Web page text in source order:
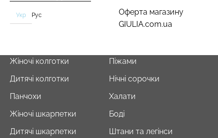
Оферта магазину
GIULIA.com.ua
Укр Рус
Жіночі колготки
Дитячі колготки
Панчохи
Жіночі шкарпетки
Дитячі шкарпетки
Піжами
Нічні сорочки
Халати
Боді
Штани та легінси
489 грн.
(чорний) Giulia
519 грн.649 грн.